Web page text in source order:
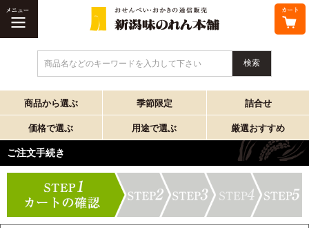
商品名などのキーワードを入力して下さい
商品から選ぶ 季節限定 詰合せ
価格で選ぶ 用途で選ぶ 厳選おすすめ
ご注文手続き